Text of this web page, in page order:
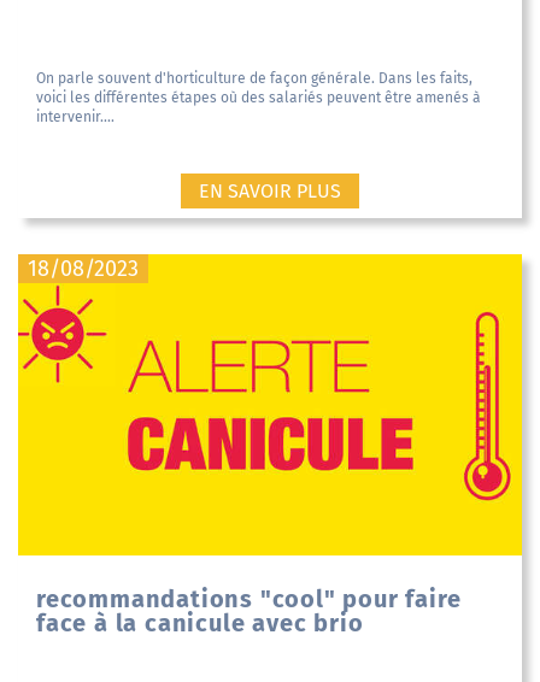
On parle souvent d'horticulture de façon générale. Dans les faits,
voici les différentes étapes où des salariés peuvent être amenés à
intervenir....
EN SAVOIR PLUS
18/08/2023
recommandations "cool" pour faire
face à la canicule avec brio